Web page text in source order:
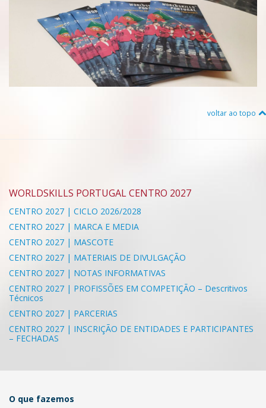
voltar ao topo
WORLDSKILLS PORTUGAL CENTRO 2027
CENTRO 2027 | CICLO 2026/2028
CENTRO 2027 | MARCA E MEDIA
CENTRO 2027 | MASCOTE
CENTRO 2027 | MATERIAIS DE DIVULGAÇÃO
CENTRO 2027 | NOTAS INFORMATIVAS
CENTRO 2027 | PROFISSÕES EM COMPETIÇÃO – Descritivos
Técnicos
CENTRO 2027 | PARCERIAS
CENTRO 2027 | INSCRIÇÃO DE ENTIDADES E PARTICIPANTES
– FECHADAS
O que fazemos